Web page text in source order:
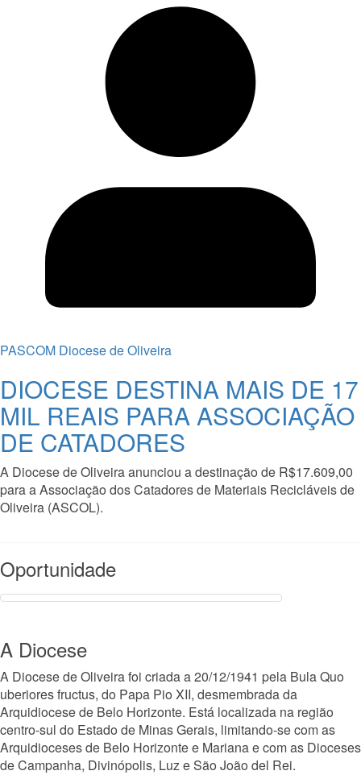
PASCOM Diocese de Oliveira
DIOCESE DESTINA MAIS DE 17
MIL REAIS PARA ASSOCIAÇÃO
DE CATADORES
A Diocese de Oliveira anunciou a destinação de R$17.609,00
para a Associação dos Catadores de Materiais Recicláveis de
Oliveira (ASCOL).
Oportunidade
A Diocese
A Diocese de Oliveira foi criada a 20/12/1941 pela Bula Quo
uberiores fructus, do Papa Pio XII, desmembrada da
Arquidiocese de Belo Horizonte. Está localizada na região
centro-sul do Estado de Minas Gerais, limitando-se com as
Arquidioceses de Belo Horizonte e Mariana e com as Dioceses
de Campanha, Divinópolis, Luz e São João del Rei.